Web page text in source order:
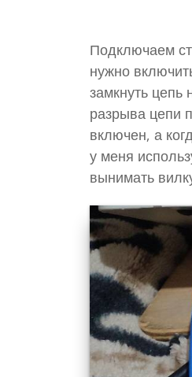
Подключаем
нужно
замкнуть цепь
разрыва цепи
включен, а
у меня
вынимать